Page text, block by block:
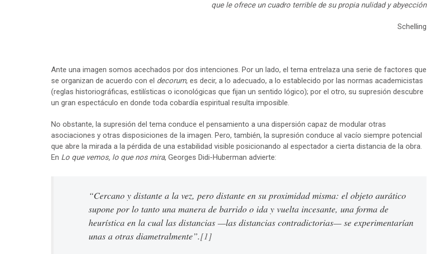
que le ofrece un cuadro terrible de su propia nulidad y abyección
Schelling
Ante una imagen somos acechados por dos intenciones. Por un lado, el tema entrelaza una serie de factores que
se organizan de acuerdo con el decorum, es decir, a lo adecuado, a lo establecido por las normas academicistas
(reglas historiográficas, estilísticas o iconológicas que fijan un sentido lógico); por el otro, su supresión descubre
un gran espectáculo en donde toda cobardía espiritual resulta imposible.
No obstante, la supresión del tema conduce el pensamiento a una dispersión capaz de modular otras
asociaciones y otras disposiciones de la imagen. Pero, también, la supresión conduce al vacío siempre potencial
que abre la mirada a la pérdida de una estabilidad visible posicionando al espectador a cierta distancia de la obra.
En Lo que vemos, lo que nos mira, Georges Didi-Huberman advierte:
“Cercano y distante a la vez, pero distante en su proximidad misma: el objeto aurático
supone por lo tanto una manera de barrido o ida y vuelta incesante, una forma de
heurística en la cual las distancias —las distancias contradictorias— se experimentarían
unas a otras diametralmente”.[1]